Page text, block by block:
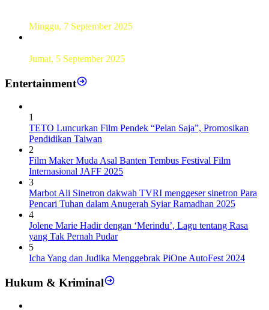
Minggu, 7 September 2025
Jumat, 5 September 2025
Entertainment
1
TETO Luncurkan Film Pendek “Pelan Saja”, Promosikan
Pendidikan Taiwan
2
Film Maker Muda Asal Banten Tembus Festival Film
Internasional JAFF 2025
3
Marbot Ali Sinetron dakwah TVRI menggeser sinetron Para
Pencari Tuhan dalam Anugerah Syiar Ramadhan 2025
4
Jolene Marie Hadir dengan ‘Merindu’, Lagu tentang Rasa
yang Tak Pernah Pudar
5
Icha Yang dan Judika Menggebrak PiOne AutoFest 2024
Hukum & Kriminal